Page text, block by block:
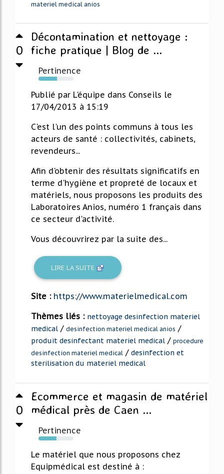
materiel medical anios
0
Décontamination et nettoyage :
fiche pratique | Blog de ...
Pertinence
53%
Publié par L'équipe dans Conseils le
17/04/2013 à 15:19
C'est l'un des points communs à tous les
acteurs de santé : collectivités, cabinets,
revendeurs...
Afin d'obtenir des résultats significatifs en
terme d'hygiène et propreté de locaux et
matériels, nous proposons les produits des
Laboratoires Anios, numéro 1 français dans
ce secteur d'activité.
Vous découvrirez par la suite des...
LIRE LA SUITE
Site : https://www.materielmedical.com
Thèmes liés : nettoyage desinfection materiel
medical / desinfection materiel medical anios /
produit desinfectant materiel medical / procedure
desinfection materiel medical / desinfection et
sterilisation du materiel medical
0
Ecommerce et magasin de matériel
médical près de Caen ...
Pertinence
52%
Le matériel que nous proposons chez
Equipmédical est destiné à :